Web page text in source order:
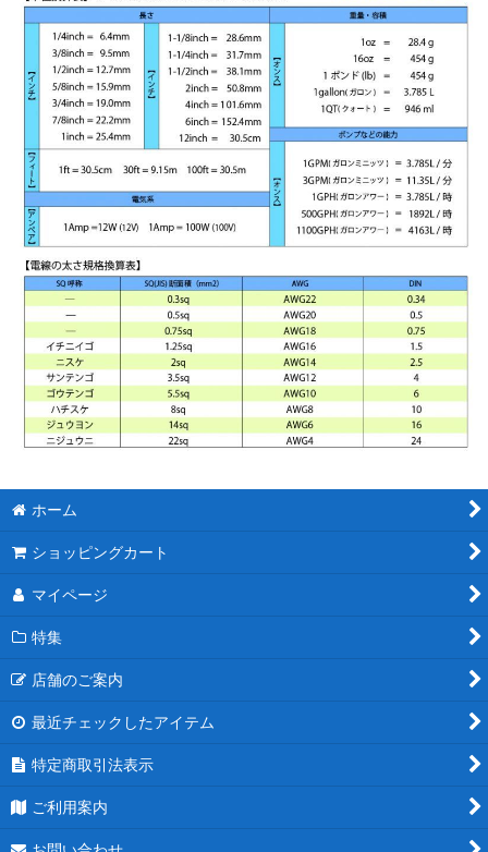
ホーム
ショッピングカート
マイページ
特集
店舗のご案内
最近チェックしたアイテム
特定商取引法表示
ご利用案内